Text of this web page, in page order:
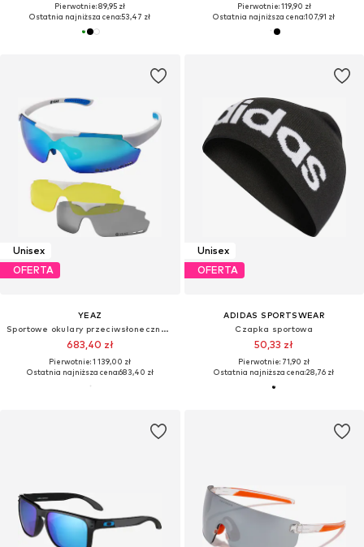
Pierwotnie: 89,95 zł
Ostatnia najniższa cena:53,47 zł
Pierwotnie: 119,90 zł
Ostatnia najniższa cena:107,91 zł
Unisex
OFERTA
YEAZ
Sportowe okulary przeciwsłoneczne 'Sunup'
683,40 zł
Pierwotnie: 1 139,00 zł
Ostatnia najniższa cena:683,40 zł
Unisex
OFERTA
ADIDAS SPORTSWEAR
Czapka sportowa
50,33 zł
Pierwotnie: 71,90 zł
Ostatnia najniższa cena:28,76 zł